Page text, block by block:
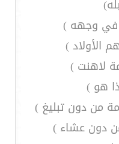
في وجهه )
الأولاد )
لاهنت )
هو )
من دون تبليغ )
دون عشاء )